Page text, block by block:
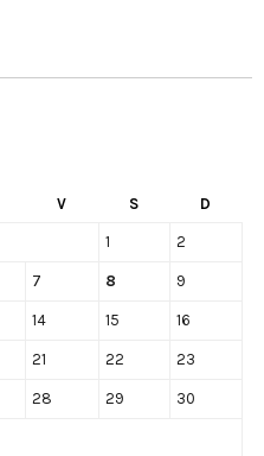
V S D
1 2
7 8 9
14 15 16
21 22 23
28 29 30